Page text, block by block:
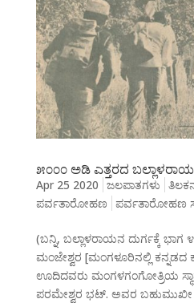
೫೦೦೦ ಅಡಿ ಎತ್ತರದ
Apr 25 2020 ಜಲಪಾತಗಳು
ಪರ್ವತಾರೋಹಣ ಪರ್ವತಾರೋಹಣ
(ಬನ್ನಿ, ಬಲ್ಲಾಳರಾಯನ ದುರ್ಗಕ್ಕೆ
ಮಂಜೇಶ್ವರ [ಮಂಗಳೂರಿನಲ್ಲಿ ಕನ್ನಡದ
ಊದಿದವರು ಮಂಗಳಗಂಗೋತ್ರಿಯ
ಪರಮೇಶ್ವರ ಭಟ್. ಅವರ